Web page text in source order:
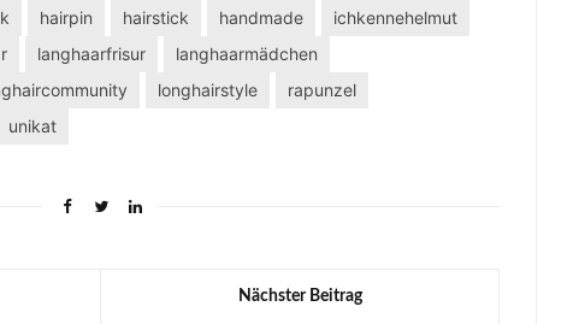
hairpin hairstick handmade
ichkennehelmut
langhaarfrisur
langhaarmädchen
longhairstyle
rapunzel
unikat
Nächster Beitrag